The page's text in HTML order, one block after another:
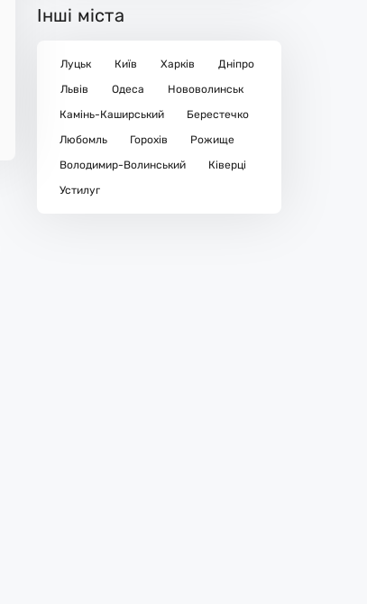
Інші міста
Луцьк Київ Харків
Дніпро
Львів
Одеса
Нововолинськ
Камінь-Каширський
Берестечко
Любомль
Горохів
Рожище
Володимир-Волинський
Ківерці
Устилуг